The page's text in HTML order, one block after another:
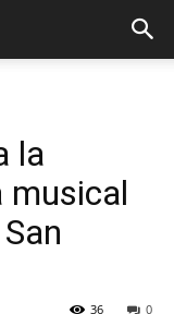
la
musical
0
36